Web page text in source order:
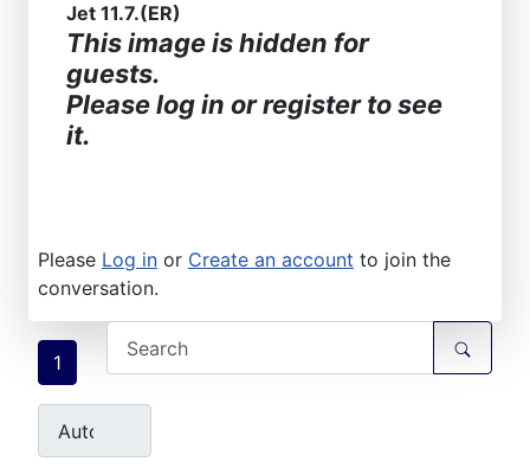
Jet 11.7.(ER)
This image is hidden for
guests.
Please log in or register to see
it.
Please Log in or Create an account to join the
conversation.
1